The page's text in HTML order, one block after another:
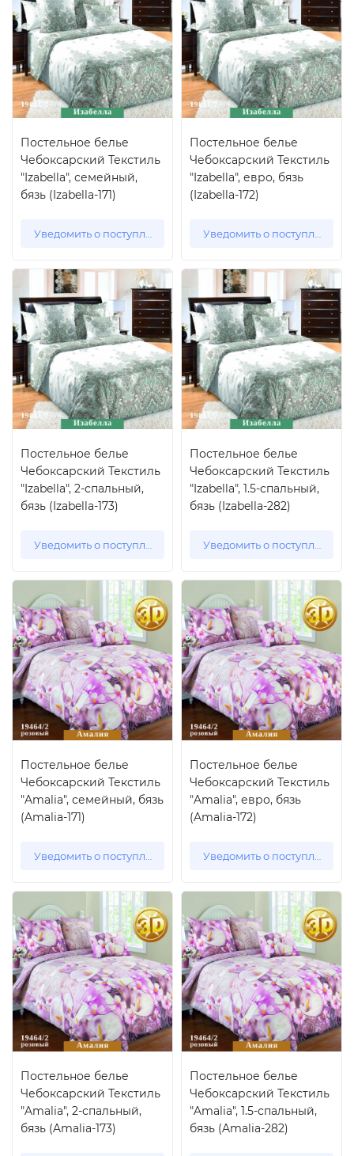
Постельное белье
Чебоксарский Текстиль
"Izabella", семейный,
бязь (Izabella-171)
Уведомить о поступлении
Постельное белье
Чебоксарский Текстиль
"Izabella", евро, бязь
(Izabella-172)
Уведомить о поступлении
Постельное белье
Чебоксарский Текстиль
"Izabella", 2-спальный,
бязь (Izabella-173)
Уведомить о поступлении
Постельное белье
Чебоксарский Текстиль
"Izabella", 1.5-спальный,
бязь (Izabella-282)
Уведомить о поступлении
Постельное белье
Чебоксарский Текстиль
"Amalia", семейный, бязь
(Amalia-171)
Уведомить о поступлении
Постельное белье
Чебоксарский Текстиль
"Amalia", евро, бязь
(Amalia-172)
Уведомить о поступлении
Постельное белье
Чебоксарский Текстиль
"Amalia", 2-спальный,
бязь (Amalia-173)
Постельное белье
Чебоксарский Текстиль
"Amalia", 1.5-спальный,
бязь (Amalia-282)